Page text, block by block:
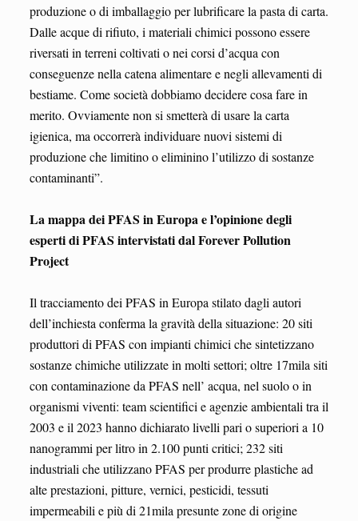
produzione o di imballaggio per lubrificare la pasta di carta.
Dalle acque di rifiuto, i materiali chimici possono essere
riversati in terreni coltivati ​​o nei corsi d’acqua con
conseguenze nella catena alimentare e negli allevamenti di
bestiame. Come società dobbiamo decidere cosa fare in
merito. Ovviamente non si smetterà di usare la carta
igienica, ma occorrerà individuare nuovi sistemi di
produzione che limitino o eliminino l’utilizzo di sostanze
contaminanti”.
La mappa dei PFAS in Europa e l’opinione degli
esperti di PFAS intervistati dal Forever Pollution
Project
Il tracciamento dei PFAS in Europa stilato dagli autori
dell’inchiesta conferma la gravità della situazione: 20 siti
produttori di PFAS con impianti chimici che sintetizzano
sostanze chimiche utilizzate in molti settori; oltre 17mila siti
con contaminazione da PFAS nell’ acqua, nel suolo o in
organismi viventi: team scientifici e agenzie ambientali tra il
2003 e il 2023 hanno dichiarato livelli pari o superiori a 10
nanogrammi per litro in 2.100 punti critici; 232 siti
industriali che utilizzano PFAS per produrre plastiche ad
alte prestazioni, pitture, vernici, pesticidi, tessuti
impermeabili e più di 21mila presunte zone di origine